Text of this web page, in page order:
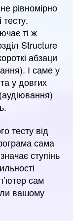
рівномірно
тесту.
ті ж
Structure
абзаци
І саме у
у довгих
тесту від
сама
ступінь
сам
вашому